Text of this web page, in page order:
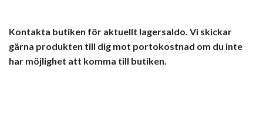
Kontakta butiken för aktuellt lagersaldo. Vi skickar
gärna produkten till dig mot portokostnad om du inte
har möjlighet att komma till butiken.